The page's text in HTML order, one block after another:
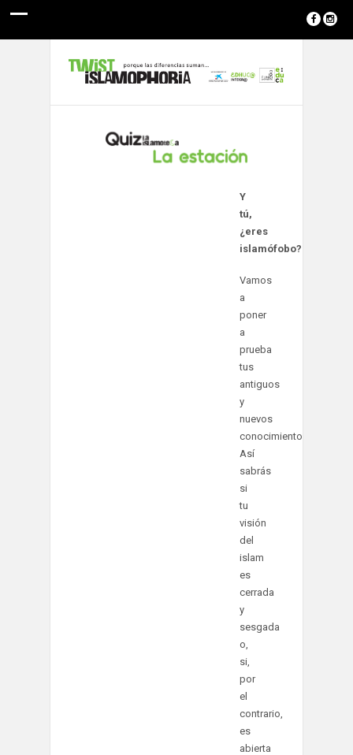
Y
tú,
¿eres
islamófobo?
Vamos
a
poner
a
prueba
tus
antiguos
y
nuevos
conocimientos.
Así
sabrás
si
tu
visión
del
islam
es
cerrada
y
sesgada
o,
si,
por
el
contrario,
es
abierta